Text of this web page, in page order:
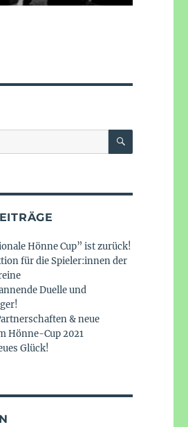
Hönne Cup” ist zurück!
für die Spieler:innen der
Duelle und
& neue
Hönne-Cup 2021
Glück!